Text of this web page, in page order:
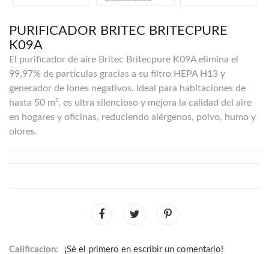
PURIFICADOR BRITEC BRITECPURE
K09A
El purificador de aire Britec Britecpure K09A elimina el
99,97% de partículas gracias a su filtro HEPA H13 y
generador de iones negativos. Ideal para habitaciones de
hasta 50 m², es ultra silencioso y mejora la calidad del aire
en hogares y oficinas, reduciendo alérgenos, polvo, humo y
olores.
Calificacion: ¡Sé el primero en escribir un comentario!